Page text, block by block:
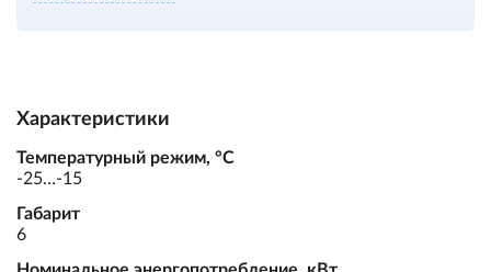
Характеристики
Температурный режим, °С
-25…-15
Габарит
6